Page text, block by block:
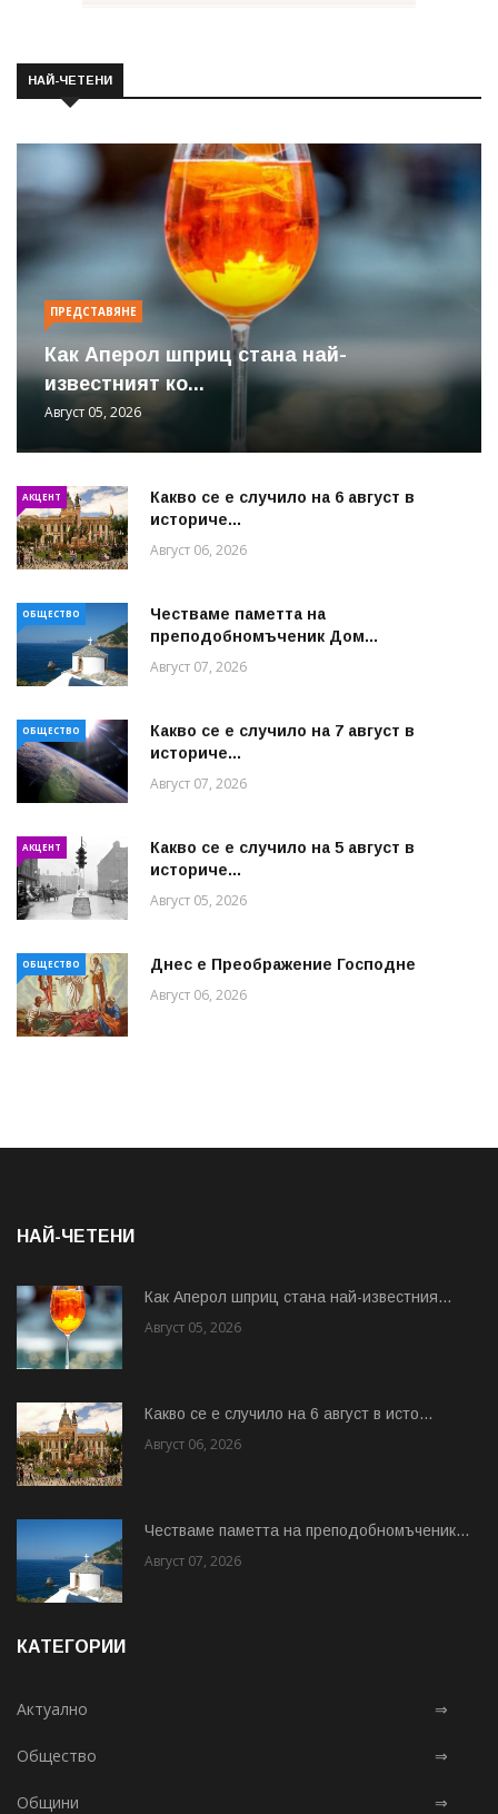
НАЙ-ЧЕТЕНИ
ПРЕДСТАВЯНЕ
Как Аперол шприц стана най-
известният ко...
Август 05, 2026
АКЦЕНТ
Какво се е случило на 6 август в
историче...
Август 06, 2026
ОБЩЕСТВО
Честваме паметта на
преподобномъченик Дом...
Август 07, 2026
ОБЩЕСТВО
Какво се е случило на 7 август в
историче...
Август 07, 2026
АКЦЕНТ
Какво се е случило на 5 август в
историче...
Август 05, 2026
ОБЩЕСТВО Днес е Преображение Господне
Август 06, 2026
НАЙ-ЧЕТЕНИ
Как Аперол шприц стана най-известния...
Август 05, 2026
Какво се е случило на 6 август в исто...
Август 06, 2026
Честваме паметта на преподобномъченик...
Август 07, 2026
КАТЕГОРИИ
Актуално ⇒
Общество ⇒
Общини ⇒